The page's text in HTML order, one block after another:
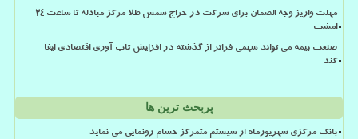
مهلت واریز وجه الضمان برای شرکت در حراج شمش طلا مرکز مبادله تا ساعت ۲۴
امشب
صنعت بیمه می تواند سهمی فراتر از گذشته در افزایش تاب آوری اقتصادی ایفا
کند
پربحث ترین ها
بانک مرکزی شهریورماه از سیستم متمرکز حسام رونمایی می نماید